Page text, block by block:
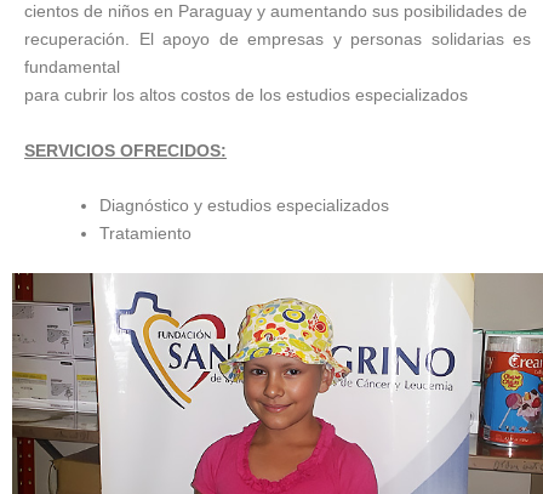
cientos de niños en Paraguay y aumentando sus posibilidades de
recuperación. El apoyo de empresas y personas solidarias es
fundamental
para cubrir los altos costos de los estudios especializados
SERVICIOS OFRECIDOS:
Diagnóstico y estudios especializados
Tratamiento